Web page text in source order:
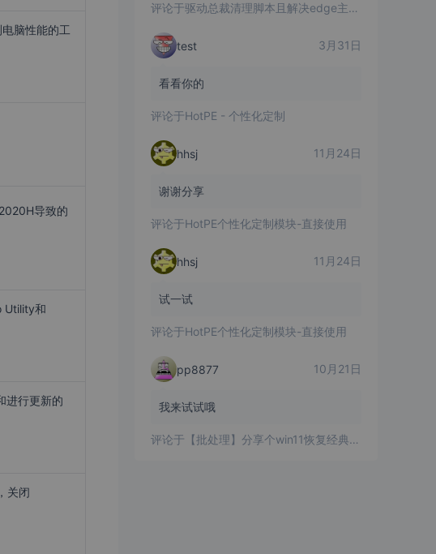
脑性能的工
导致的
Utility和
进行更新的
关闭
评论于驱动总裁清理脚本且解决edge主页被改问题
test 3月31日
看看你的
评论于HotPE - 个性化定制
hhsj 11月24日
谢谢分享
评论于HotPE个性化定制模块-直接使用
hhsj 11月24日
试一试
评论于HotPE个性化定制模块-直接使用
pp8877 10月21日
我来试试哦
评论于 【批处理】分享个win11恢复经典右键菜单的批处理